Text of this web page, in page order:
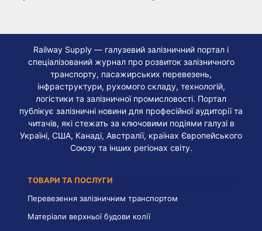
Railway Supply — галузевий залізничний портал і
спеціалізований журнал про розвиток залізничного
транспорту, пасажирських перевезень,
інфраструктури, рухомого складу, технологій,
логістики та залізничної промисловості. Портал
публікує залізничні новини для професійної аудиторії та
читачів, які стежать за ключовими подіями галузі в
Україні, США, Канаді, Австралії, країнах Європейського
Союзу та інших регіонах світу.
ТОВАРИ ТА ПОСЛУГИ
Перевезення залізничним транспортом
Матеріали верхньої будови колії